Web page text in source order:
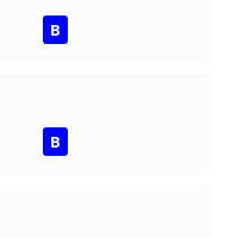
B
B